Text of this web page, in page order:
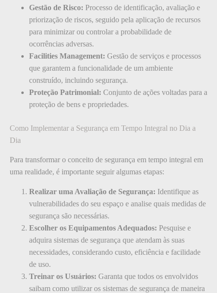
Gestão de Risco: Processo de identificação, avaliação e
priorização de riscos, seguido pela aplicação de recursos
para minimizar ou controlar a probabilidade de
ocorrências adversas.
Facilities Management: Gestão de serviços e processos
que garantem a funcionalidade de um ambiente
construído, incluindo segurança.
Proteção Patrimonial: Conjunto de ações voltadas para a
proteção de bens e propriedades.
Como Implementar a Segurança em Tempo Integral no Dia a
Dia
Para transformar o conceito de segurança em tempo integral em
uma realidade, é importante seguir algumas etapas:
Realizar uma Avaliação de Segurança: Identifique as
vulnerabilidades do seu espaço e analise quais medidas de
segurança são necessárias.
Escolher os Equipamentos Adequados: Pesquise e
adquira sistemas de segurança que atendam às suas
necessidades, considerando custo, eficiência e facilidade
de uso.
Treinar os Usuários: Garanta que todos os envolvidos
saibam como utilizar os sistemas de segurança de maneira